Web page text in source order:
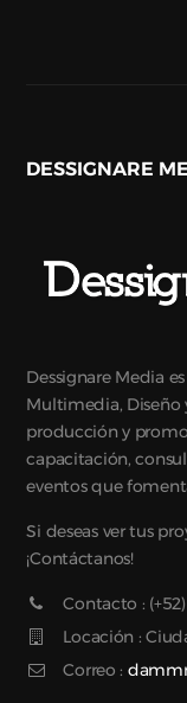
DESSIGNARE
Dessignare Media
Multimedia, Diseño
producción y
capacitación,
eventos que
Si deseas ver tus
¡Contáctanos!
Contacto : (+52)
Locación :
Correo :